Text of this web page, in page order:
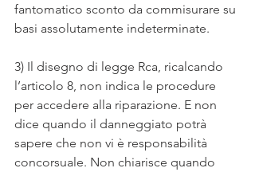
fantomatico sconto da commisurare su
basi assolutamente indeterminate.
3) Il disegno di legge Rca, ricalcando
l’articolo 8, non indica le procedure
per accedere alla riparazione. E non
dice quando il danneggiato potrà
sapere che non vi è responsabilità
concorsuale. Non chiarisce quando